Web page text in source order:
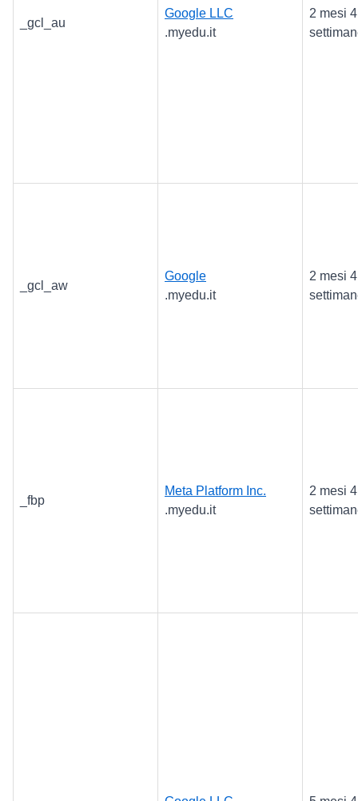
_gcl_au
Google LLC
.myedu.it
2 mesi 4
_gcl_aw
Google
.myedu.it
2 mesi 4
_fbp
Meta Platform Inc.
.myedu.it
2 mesi 4